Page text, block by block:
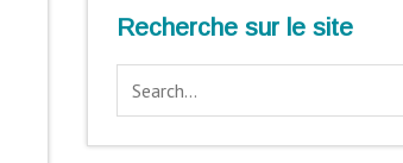
Recherche sur le site